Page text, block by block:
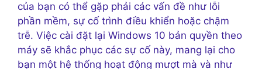
của bạn có thể gặp phải các vấn đề như lỗi
phần mềm, sự cố trình điều khiển hoặc chậm
trễ. Việc cài đặt lại Windows 10 bản quyền theo
máy sẽ khắc phục các sự cố này, mang lại cho
bạn một hệ thống hoạt động mượt mà và như